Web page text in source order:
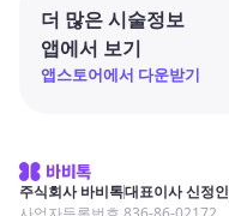
더 많은 시술정보
앱에서 보기
앱스토어에서 다운받기
주식회사 바비톡대표이사 신정인